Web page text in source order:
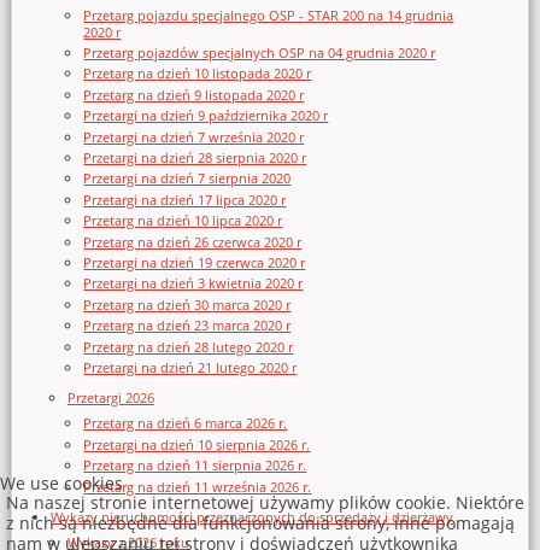
Przetarg pojazdu specjalnego OSP - STAR 200 na 14 grudnia
2020 r
Przetarg pojazdów specjalnych OSP na 04 grudnia 2020 r
Przetarg na dzień 10 listopada 2020 r
Przetarg na dzień 9 listopada 2020 r
Przetargi na dzień 9 października 2020 r
Przetargi na dzień 7 września 2020 r
Przetargi na dzień 28 sierpnia 2020 r
Przetargi na dzień 7 sierpnia 2020
Przetargi na dzień 17 lipca 2020 r
Przetarg na dzień 10 lipca 2020 r
Przetarg na dzień 26 czerwca 2020 r
Przetargi na dzień 19 czerwca 2020 r
Przetargi na dzień 3 kwietnia 2020 r
Przetarg na dzień 30 marca 2020 r
Przetarg na dzień 23 marca 2020 r
Przetarg na dzień 28 lutego 2020 r
Przetargi na dzień 21 lutego 2020 r
Przetargi 2026
Przetarg na dzień 6 marca 2026 r.
Przetargi na dzień 10 sierpnia 2026 r.
Przetarg na dzień 11 sierpnia 2026 r.
Przetarg na dzień 11 września 2026 r.
Wykazy nieruchomości przeznaczonych do sprzedaży i dzierżawy
Wykazy z 2026 roku
We use cookies
Na naszej stronie internetowej używamy plików cookie. Niektóre
z nich są niezbędne dla funkcjonowania strony, inne pomagają
nam w ulepszaniu tej strony i doświadczeń użytkownika